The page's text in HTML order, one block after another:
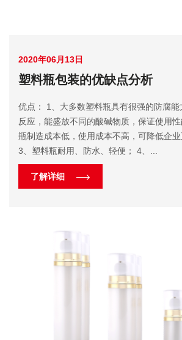
2020年06月13日
塑料瓶包装的优缺点分析
优点： 1、大多数塑料瓶具有很强的防腐
反应，能盛放不同的酸碱物质，保证使用
瓶制造成本低，使用成本不高，可降低企业
3、塑料瓶耐用、防水、轻便； 4、...
了解详细